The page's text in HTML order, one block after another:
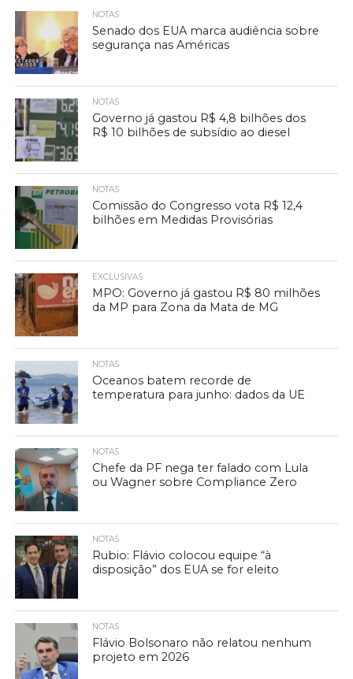
NOTAS
Senado dos EUA marca audiência sobre
segurança nas Américas
NOTAS
Governo já gastou R$ 4,8 bilhões dos
R$ 10 bilhões de subsídio ao diesel
NOTAS
Comissão do Congresso vota R$ 12,4
bilhões em Medidas Provisórias
EXCLUSIVAS
MPO: Governo já gastou R$ 80 milhões
da MP para Zona da Mata de MG
NOTAS
Oceanos batem recorde de
temperatura para junho: dados da UE
NOTAS
Chefe da PF nega ter falado com Lula
ou Wagner sobre Compliance Zero
NOTAS
Rubio: Flávio colocou equipe “à
disposição” dos EUA se for eleito
NOTAS
Flávio Bolsonaro não relatou nenhum
projeto em 2026